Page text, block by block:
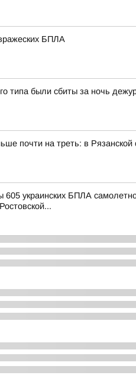
БПЛА
типа были сбиты за ночь
почти на треть: в
украинских БПЛА